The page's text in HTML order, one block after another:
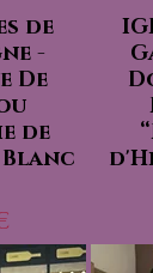
de
-
De
de
Blanc